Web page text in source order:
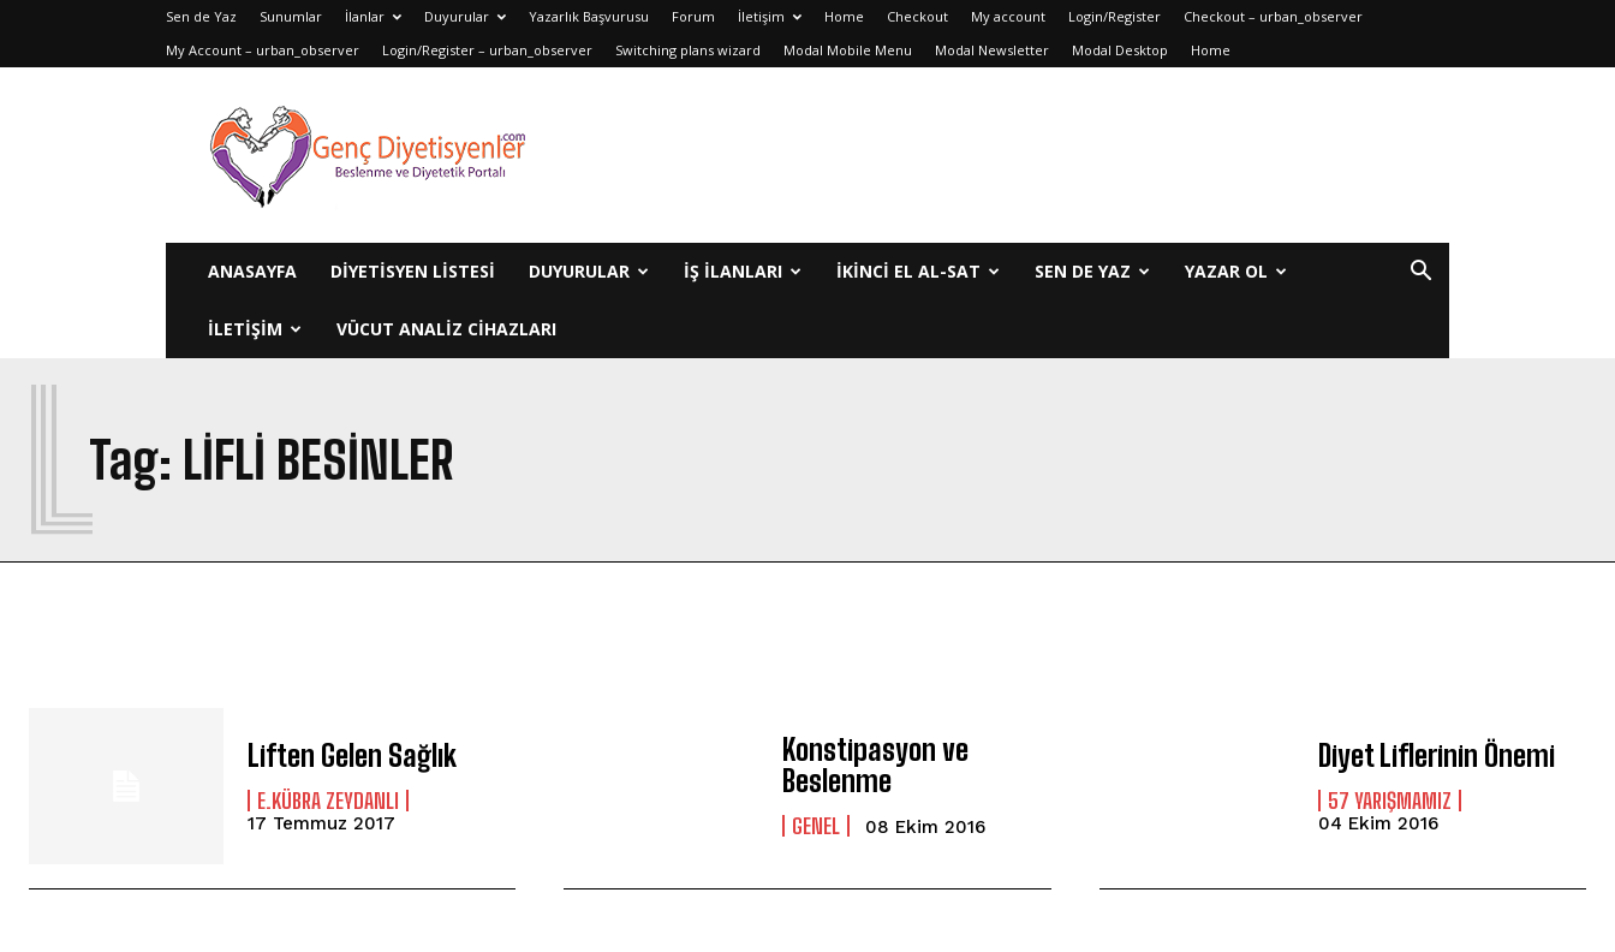
Sen de Yaz Sunumlar İlanlar Duyurular Yazarlık Başvurusu Forum İletişim Home Checkout My account Login/Register
Checkout – urban_observer
My Account – urban_observer
Login/Register – urban_observer Switching plans wizard Modal Mobile Menu Modal Newsletter Modal Desktop Home
Genç
Diyetisyenler
ANASAYFA DIYETISYEN LISTESI DUYURULAR İŞ İLANLARI IKINCI EL AL-SAT SEN DE YAZ YAZAR OL
ILETIŞIM VÜCUT ANALIZ CIHAZLARI
Tag: LIFLI BESINLER
L
Liften Gelen Sağlık
E.KÜBRA ZEYDANLI
17 Temmuz 2017
Konstipasyon ve
Beslenme
GENEL 08 Ekim 2016
Diyet Liflerinin Önemi
57 YARIŞMAMIZ
04 Ekim 2016